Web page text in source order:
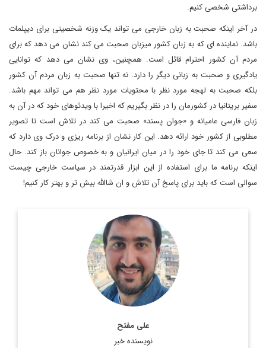
برداشتی شخصی کنیم.
در آخر اینکه صحبت به زبان خارجی می تواند یک وزنه شخصیتی برای دیپلمات
باشد. نماینده ای که به زبان کشور میزبان صحبت می کند نشان می دهد که برای
مردم آن کشور احترام قائل است. همچنین، وی نشان می دهد که توانایی
یادگیری و صحبت به زبانی دیگر را دارد. نه تنها صحبت به زبان مردم آن کشور
بلکه صحبت به لهجه مورد نظر با محتویات مورد نظر هم می تواند مهم باشد.
سفیر بریتانیا در کشورمان را در نظر بگیریم که اخیرا با ویدئوهای خود که در آن به
زبان فارسی عامیانه و «جوان پسند» صحبت می کند در تلاش است تا تصویر
مطلوبی از کشور خود ارائه دهد. این کار نشان از برنامه ریزی و درک وی دارد که
سعی می کند تا جای خود را در میان ایرانیان و به خصوص جوانان باز کند. حال
اینکه برنامه ما برای استفاده از این ابزار قدرتمند در سیاست خارجی چیست
سوالی است که باید برای پاسخ آن تلاش و ان شاالله بیش تر و بهتر کار کنیم!
علی مفتح
نویسنده خبر
دانش آموخته فلسفه و مطالعات اروپایی از بلژیک
اطلاعات بیشتر